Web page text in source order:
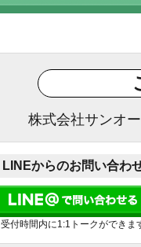
株式会社サンオ
LINEからのお問い合わ
受付時間内に1:1トークができま